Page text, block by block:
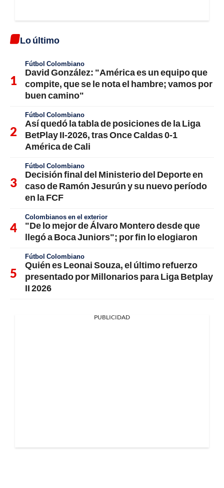
Lo último
Fútbol Colombiano
David González: "América es un equipo que
compite, que se le nota el hambre; vamos por
buen camino"
Fútbol Colombiano
Así quedó la tabla de posiciones de la Liga
BetPlay II-2026, tras Once Caldas 0-1
América de Cali
Fútbol Colombiano
Decisión final del Ministerio del Deporte en
caso de Ramón Jesurún y su nuevo período
en la FCF
Colombianos en el exterior
"De lo mejor de Álvaro Montero desde que
llegó a Boca Juniors"; por fin lo elogiaron
Fútbol Colombiano
Quién es Leonai Souza, el último refuerzo
presentado por Millonarios para Liga Betplay
II 2026
PUBLICIDAD